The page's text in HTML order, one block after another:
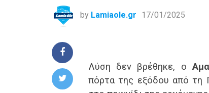
by Lamiaole.gr 17/01/2025
Λύση δεν βρέθηκε, ο
πόρτα της εξόδου από τη